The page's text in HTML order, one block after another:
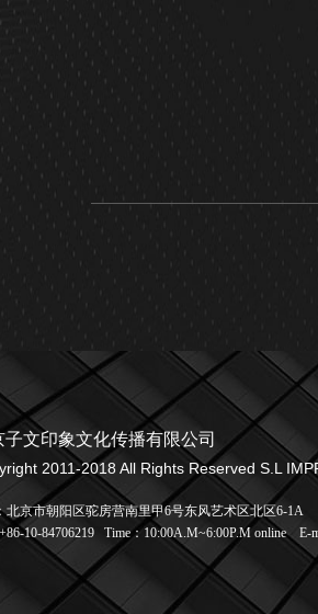
子文印象文化传播有限公司
2011-2018 All Rights Reserved S.L
北京市朝阳区驼房营南里甲6号东风艺术区北区6-1A
10-84706219
Time：10:00A.M~6:00P.M online E-